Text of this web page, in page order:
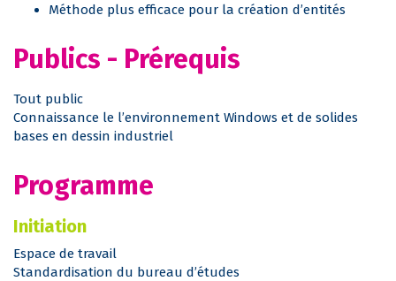
Méthode plus efficace pour la création d’entités
Publics - Prérequis
Tout public
Connaissance le l’environnement Windows et de solides
bases en dessin industriel
Programme
Initiation
Espace de travail
Standardisation du bureau d’études